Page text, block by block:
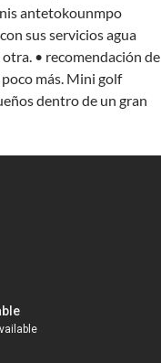
antetokounmpo
sus servicios agua
• recomendación de
más. Mini golf
dentro de un gran